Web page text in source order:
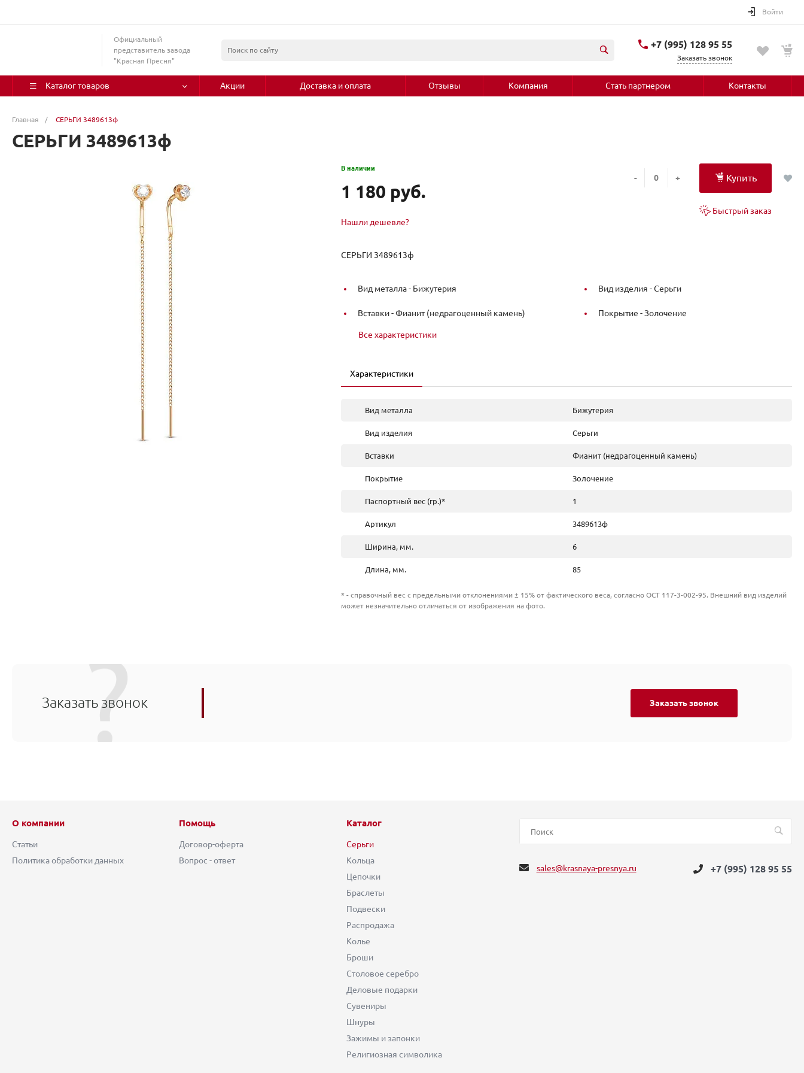
Войти
Официальный
представитель завода
"Красная Пресня"
+7 (995) 128 95 55
Заказать звонок
Каталог товаров Акции Доставка и оплата Отзывы Компания Стать партнером Контакты
Главная / СЕРЬГИ 3489613ф
СЕРЬГИ 3489613ф
В наличии
1 180 руб.
Нашли дешевле?
- + Купить
Быстрый заказ
СЕРЬГИ 3489613ф
Вид металла - Бижутерия Вид изделия -Серьги
Вставки -Фианит (недрагоценный камень) Покрытие -Золочение
Все характеристики
Характеристики
Вид металла Бижутерия
Вид изделия Серьги
Вставки Фианит (недрагоценный камень)
Покрытие Золочение
Паспортный вес (гр.)* 1
Артикул 3489613ф
Ширина, мм. 6
Длина, мм. 85
* - справочный вес с предельными отклонениями ± 15% от фактического веса, согласно ОСТ 117-3-002-95. Внешний вид изделий
может незначительно отличаться от изображения на фото.
Заказать звонок Заказать звонок
О компании
Статьи
Политика обработки данных
Помощь
Договор-оферта
Вопрос - ответ
Каталог
Серьги
Кольца
Цепочки
Браслеты
Подвески
Распродажа
Колье
Броши
Столовое серебро
Деловые подарки
Сувениры
Шнуры
Зажимы и запонки
Религиозная символика
sales@krasnaya-presnya.ru +7 (995) 128 95 55